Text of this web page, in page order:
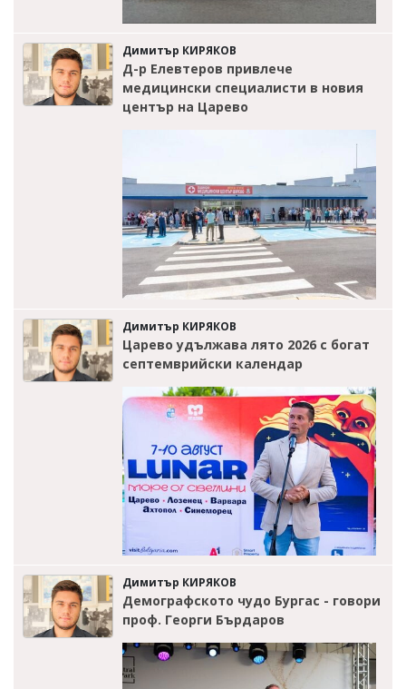
Димитър КИРЯКОВ
Д-р Елевтеров привлече
медицински специалисти в новия
център на Царево
Димитър КИРЯКОВ
Царево удължава лято 2026 с богат
септемврийски календар
Димитър КИРЯКОВ
Демографското чудо Бургас - говори
проф. Георги Бърдаров